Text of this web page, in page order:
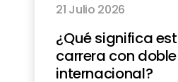
21 Julio 2026
¿Qué significa
carrera con
internacional?